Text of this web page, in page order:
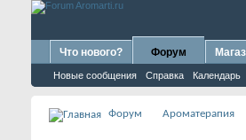
Что нового? Форум
Новые сообщения Справка Календарь
Форум Ароматерапия